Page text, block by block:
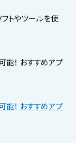
トやツールを使
！ おすすめアプ
！ おすすめアプ